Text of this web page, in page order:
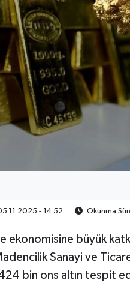
- 14:52 Okunma
ekonomisine büyük
Sanayi ve
bin ons altın tespit